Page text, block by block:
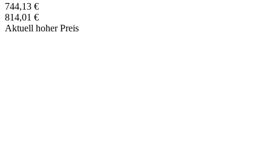
744,13 €
814,01 €
Aktuell hoher Preis